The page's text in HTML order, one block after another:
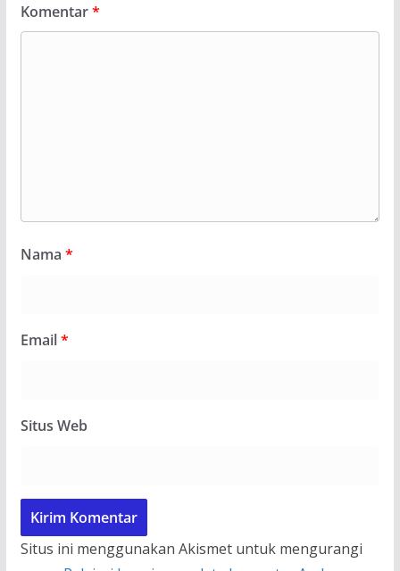
Komentar*
Nama *
Email*
Situs Web
Situs ini menggunakan Akismet untuk mengurangi